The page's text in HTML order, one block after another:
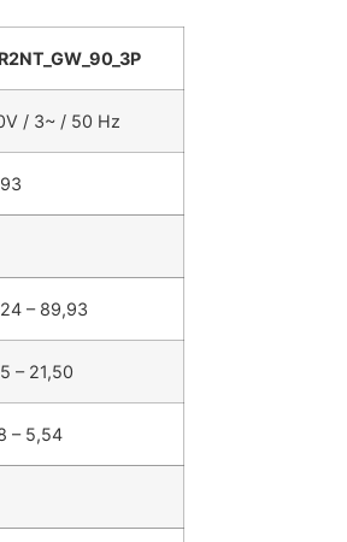
R2NT_GW_90_3P
/ 3~ / 50 Hz
– 89,93
– 21,50
– 5,54